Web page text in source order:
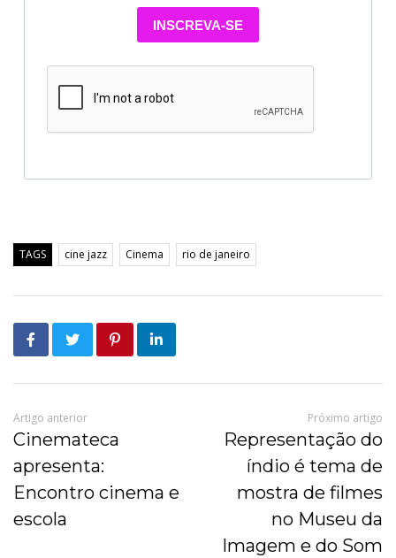
INSCREVA-SE
TAGS cine jazz Cinema rio de janeiro
Artigo anterior
Cinemateca
apresenta:
Encontro cinema e
escola
Próximo artigo
Representação do
índio é tema de
mostra de filmes
no Museu da
Imagem e do Som